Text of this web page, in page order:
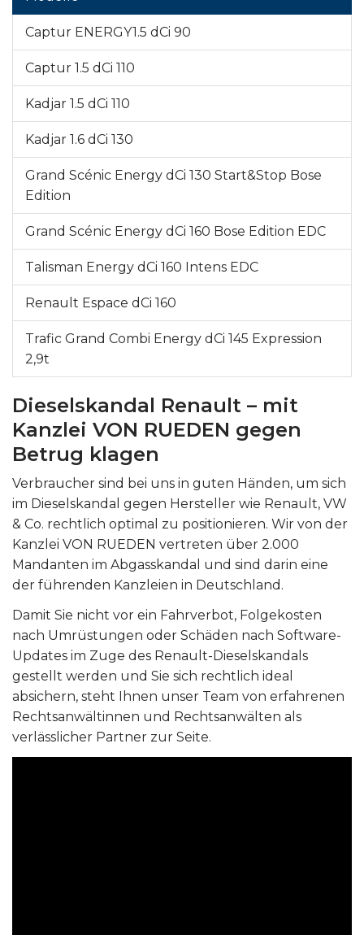
Captur ENERGY1.5 dCi 90
Captur 1.5 dCi 110
Kadjar 1.5 dCi 110
Kadjar 1.6 dCi 130
Grand Scénic Energy dCi 130 Start&Stop Bose
Edition
Grand Scénic Energy dCi 160 Bose Edition EDC
Talisman Energy dCi 160 Intens EDC
Renault Espace dCi 160
Trafic Grand Combi Energy dCi 145 Expression
2,9t
Dieselskandal Renault – mit
Kanzlei VON RUEDEN gegen
Betrug klagen
Verbraucher sind bei uns in guten Händen, um sich
im Dieselskandal gegen Hersteller wie Renault, VW
& Co. rechtlich optimal zu positionieren. Wir von der
Kanzlei VON RUEDEN vertreten über 2.000
Mandanten im Abgasskandal und sind darin eine
der führenden Kanzleien in Deutschland.
Damit Sie nicht vor ein Fahrverbot, Folgekosten
nach Umrüstungen oder Schäden nach Software-
Updates im Zuge des Renault-Dieselskandals
gestellt werden und Sie sich rechtlich ideal
absichern, steht Ihnen unser Team von erfahrenen
Rechtsanwältinnen und Rechtsanwälten als
verlässlicher Partner zur Seite.